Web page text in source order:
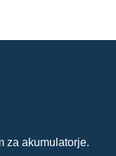
za akumulatorje.